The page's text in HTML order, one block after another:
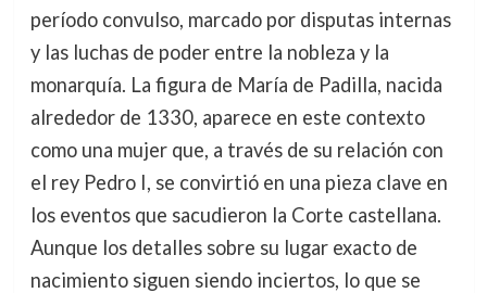
período convulso, marcado por disputas internas
y las luchas de poder entre la nobleza y la
monarquía. La figura de María de Padilla, nacida
alrededor de 1330, aparece en este contexto
como una mujer que, a través de su relación con
el rey Pedro I, se convirtió en una pieza clave en
los eventos que sacudieron la Corte castellana.
Aunque los detalles sobre su lugar exacto de
nacimiento siguen siendo inciertos, lo que se